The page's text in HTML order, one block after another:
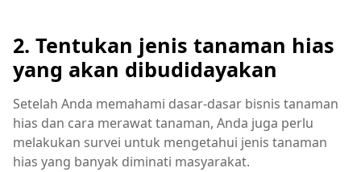
2. Tentukan jenis tanaman hias
yang akan dibudidayakan
Setelah Anda memahami dasar-dasar bisnis tanaman
hias dan cara merawat tanaman, Anda juga perlu
melakukan survei untuk mengetahui jenis tanaman
hias yang banyak diminati masyarakat.